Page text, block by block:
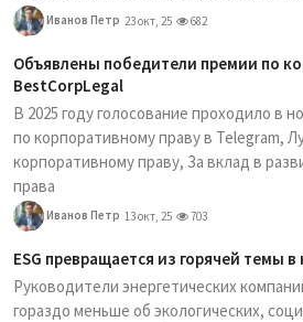
Иванов Петр 23 окт, 25 682
Объявлены победители премии по
BestCorpLegal
В 2025 году голосование проходило в
по корпоративному праву в Telegram,
корпоративному праву, За вклад в
права
Иванов Петр 13 окт, 25 703
ESG превращается из горячей темы
Руководители энергетических
гораздо меньше об экологических,